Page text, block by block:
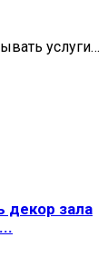
услуги…
декор зала